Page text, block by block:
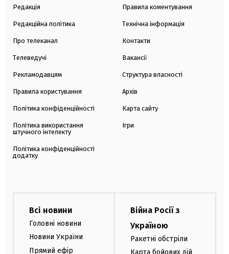
Редакція
Редакційна політика
Про телеканал
Телеведучі
Рекламодавцям
Правила користування
Політика конфіденційності
Політика використання
штучного інтелекту
Політика конфіденційності
додатку
Правила коментування
Технічна інформація
Контакти
Вакансії
Структура власності
Архів
Карта сайту
Ігри
Всі новини
Головні новини
Новини України
Прямий ефір
Війна Росії з
Україною
Ракетні обстріли